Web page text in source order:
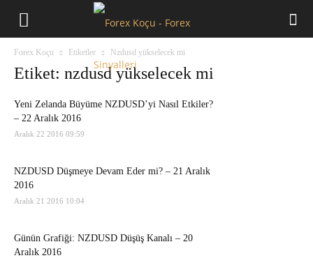
Forex Koçu Etiketler Nzdusd yükselecek mi
Etiket: nzdusd yükselecek mi
Yeni Zelanda Büyüme NZDUSD’yi Nasıl Etkiler?
– 22 Aralık 2016
Aralık 22 2016 09:59
NZDUSD Düşmeye Devam Eder mi? – 21 Aralık
2016
Aralık 21 2016 10:04
Günün Grafiği: NZDUSD Düşüş Kanalı – 20
Aralık 2016